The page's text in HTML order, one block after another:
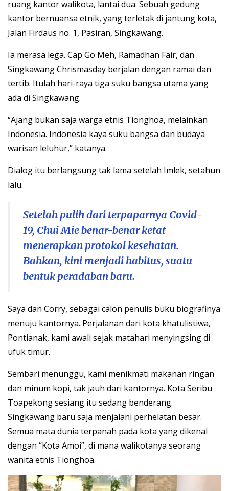
ruang kantor walikota, lantai dua. Sebuah gedung
kantor bernuansa etnik, yang terletak di jantung kota,
Jalan Firdaus no. 1, Pasiran, Singkawang.
Ia merasa lega. Cap Go Meh, Ramadhan Fair, dan
Singkawang Chrismasday berjalan dengan ramai dan
tertib. Itulah hari-raya tiga suku bangsa utama yang
ada di Singkawang.
“Ajang bukan saja warga etnis Tionghoa, melainkan
Indonesia. Indonesia kaya suku bangsa dan budaya
warisan leluhur,” katanya.
Dialog itu berlangsung tak lama setelah Imlek, setahun
lalu.
Setelah pulih dari terpaparnya Covid-
19, Chui Mie benar-benar ketat
menerapkan protokol kesehatan.
Bahkan, kini menjadi habitus, suatu
bentuk peradaban baru.
Saya dan Corry, sebagai calon penulis buku biografinya
menuju kantornya. Perjalanan dari kota khatulistiwa,
Pontianak, kami awali sejak matahari menyingsing di
ufuk timur.
Sembari menunggu, kami menikmati makanan ringan
dan minum kopi, tak jauh dari kantornya. Kota Seribu
Toapekong sesiang itu sedang benderang.
Singkawang baru saja menjalani perhelatan besar.
Semua mata dunia terpanah pada kota yang dikenal
dengan “Kota Amoi”, di mana walikotanya seorang
wanita etnis Tionghoa.